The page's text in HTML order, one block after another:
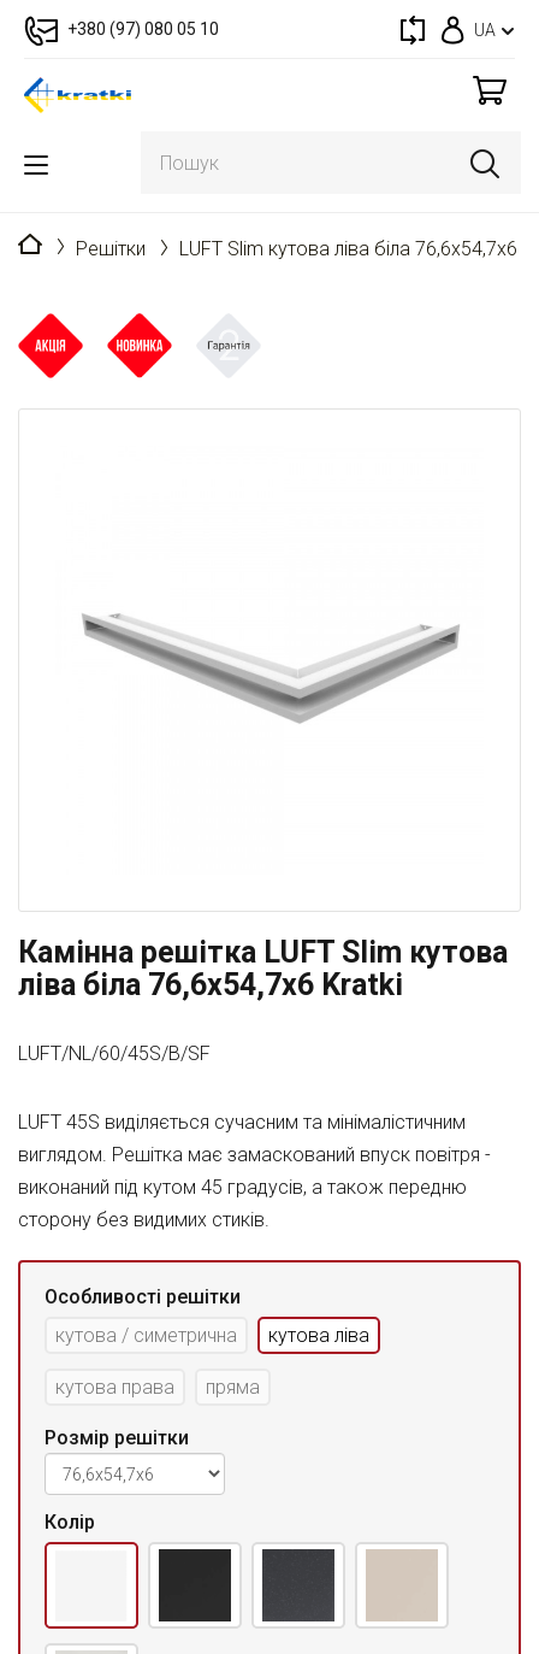
+380 (97) 080 05 10 UA
Головна
Решітки LUFT Slim кутова ліва біла 76,6x54,7x6
Камінна решітка LUFT Slim кутова
ліва біла 76,6x54,7x6 Kratki
LUFT/NL/60/45S/B/SF
LUFT 45S виділяється сучасним та мінімалістичним
виглядом. Решітка має замаскований впуск повітря -
виконаний під кутом 45 градусів, а також передню
сторону без видимих стиків.
Особливості решітки
кутова / симетрична
кутова ліва
кутова права пряма
Розмір решітки
Колір